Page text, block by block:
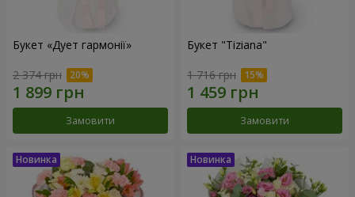
Букет «Дует гармонії»
2 374 грн
Замовити
Букет "Tiziana"
1 716 грн
Замовити